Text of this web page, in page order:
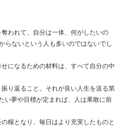
われて、自分は一体、何がしたいの
らないという人も多いのではないでし
になるための材料は、すべて自分の中
り返ること。それが良い人生を送る第
い夢や目標が定まれば、人は果敢に前
糧となり、毎日はより充実したものと